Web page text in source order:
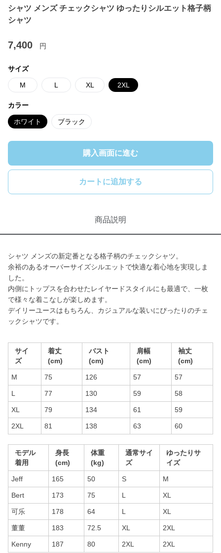
シャツ メンズ チェックシャツ ゆったりシルエット格子柄
シャツ
7,400 円
サイズ
M L XL 2XL
カラー
ホワイト ブラック
購入画面に進む
カートに追加する
商品説明
シャツ メンズの新定番となる格子柄のチェックシャツ。
余裕のあるオーバーサイズシルエットで快適な着心地を実現しま
した。
内側にトップスを合わせたレイヤードスタイルにも最適で、一枚
で様々な着こなしが楽しめます。
デイリーユースはもちろん、カジュアルな装いにぴったりのチェ
ックシャツです。
サイ
ズ
着丈
(cm)
バスト
(cm)
肩幅
(cm)
袖丈
(cm)
M 75 126 57 57
L 77 130 59 58
XL 79 134 61 59
2XL 81 138 63 60
モデル
着用
身長
(cm)
体重
(kg)
通常サイ
ズ
ゆったりサ
イズ
Jeff 165 50 S M
Bert 173 75 L XL
可乐 178 64 L XL
董董 183 72.5 XL 2XL
Kenny 187 80 2XL 2XL